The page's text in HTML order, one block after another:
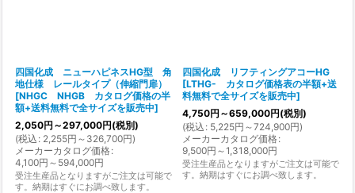
四国化成 ニューハピネスHG型 角
地仕様 レールタイプ（伸縮門扉）
[NHGC NHGB カタログ価格の半
額+送料無料で全サイズを販売中]
2,050円 ～297,000円(税別)
(税込 : 2,255円 ～326,700円)
メーカーカタログ価格:
4,100円 ～594,000円
受注生産品となりますがご注文は可能で
す。納期はすぐにお調べ致します。
四国化成 リフティングアコーHG
[LTHG- カタログ価格表の半額+送
料無料で全サイズを販売中]
4,750円 ～659,000円(税別)
(税込 : 5,225円 ～724,900円)
メーカーカタログ価格:
9,500円 ～1,318,000円
受注生産品となりますがご注文は可能で
す。納期はすぐにお調べ致します。